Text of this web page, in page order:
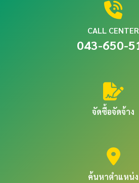
CALL CENTER
043-650-
จัดซื้อจัดจ้าง
ค้นหาตำแหน่ง